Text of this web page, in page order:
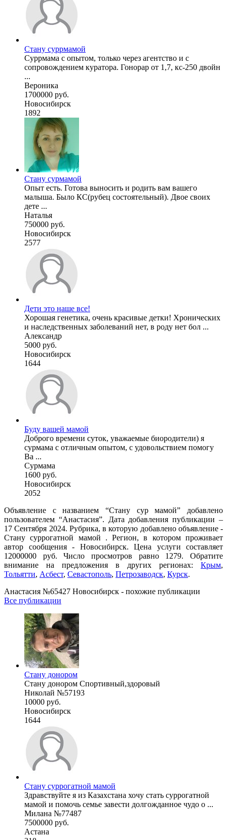
Стану суррмамой
Суррмама с опытом, только через агентство и с
сопровождением куратора. Гонорар от 1,7, кс-250 двойн
...
Вероника
1700000 руб.
Новосибирск
1892
Стану сурмамой
Опыт есть. Готова выносить и родить вам вашего
малыша. Было КС(рубец состоятельный). Двое своих
дете ...
Наталья
750000 руб.
Новосибирск
2577
Дети это наше все!
Хорошая генетика, очень красивые детки! Хронических
и наследственных заболеваний нет, в роду нет бол ...
Александр
5000 руб.
Новосибирск
1644
Буду вашей мамой
Доброго времени суток, уважаемые биородители) я
сурмама с отличным опытом, с удовольствием помогу
Ва ...
Сурмама
1600 руб.
Новосибирск
2052
Объявление с названием “Стану сур мамой” добавлено
пользователем “Анастасия”. Дата добавления публикации –
17 Сентября 2024. Рубрика, в которую добавлено объявление -
Cтану суррогатной мамой . Регион, в котором проживает
автор сообщения - Новосибирск. Цена услуги составляет
12000000 руб. Число просмотров равно 1279. Обратите
внимание на предложения в других регионах: Крым,
Тольятти, Асбест, Севастополь, Петрозаводск, Курск.
Анастасия №65427 Новосибирск - похожие публикации
Все публикации
Стану донором
Стану донором Спортивный,здоровый
Николай №57193
10000 руб.
Новосибирск
1644
Стану суррогатной мамой
Здравствуйте я из Казахстана хочу стать суррогатной
мамой и помочь семье завести долгожданное чудо о ...
Милана №77487
7500000 руб.
Астана